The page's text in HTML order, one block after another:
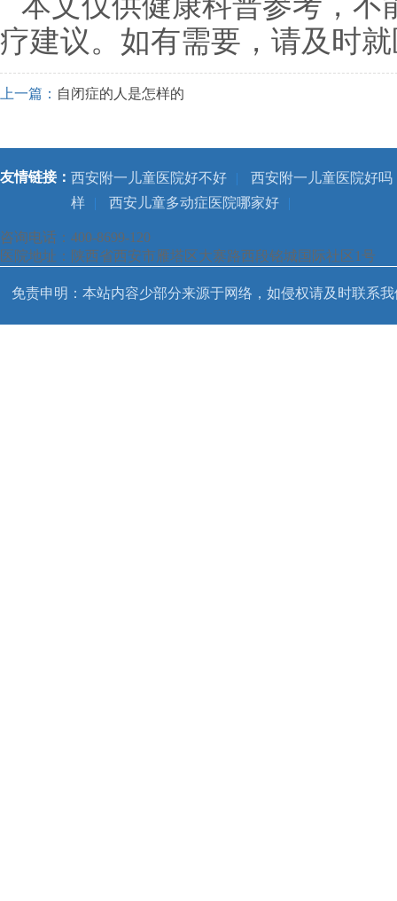
疗建议。如有需要，请及时
上一篇： 自闭症的人是怎样的
友情链接： 西安附一儿童医院好不好 |
西安附一儿童医院好吗
样
| 西安儿童多动症医院哪家好 |
咨询电话：400-8699-120
医院地址：陕西省西安市雁塔区大寨路西段铭城国际社区1号
免责申明：本站内容少部分来源于网络，如侵权请及时联系